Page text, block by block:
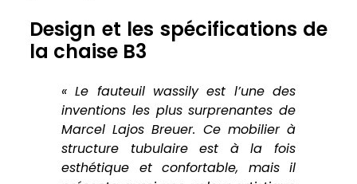
Design et les spécifications de
la chaise B3
« Le fauteuil wassily est l’une des
inventions les plus surprenantes de
Marcel Lajos Breuer. Ce mobilier à
structure tubulaire est à la fois
esthétique et confortable, mais il